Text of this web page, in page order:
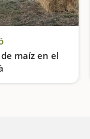
maíz en el
Entramos en el laberinto de Can Pujol, un tesoro de la Costa Brava